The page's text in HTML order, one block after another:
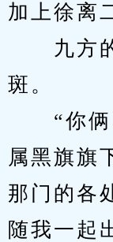
加上徐离
九方的
斑。
“你俩
属黑旗旗
那门的各
随我一